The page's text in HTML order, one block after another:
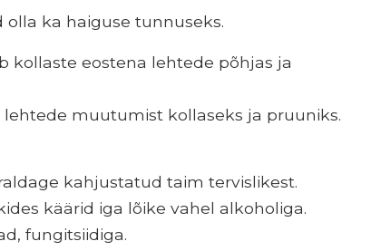
ka haiguse tunnuseks.
kollaste eostena lehtede põhjas ja
muutumist kollaseks ja pruuniks.
kahjustatud taim tervislikest.
käärid iga lõike vahel alkoholiga.
fungitsiidiga.